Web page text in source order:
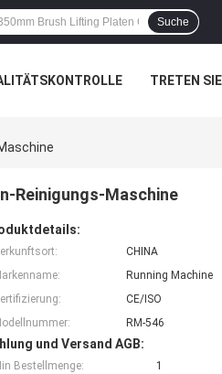
Suche
TRETEN
Reinigungs-Maschine
CHINA
Running Machine
CE/ISO
RM-546
und Versand AGB:
Bestellmenge:
1